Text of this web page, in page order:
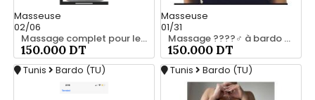
Masseuse
02/06
Massage complet pour les hommes srd chez moi 55066248
150.000 DT
Masseuse
01/31
Massage ????‍♂️ à bardo srd 55066248
150.000 DT
Tunis Bardo (TU) Tunis Bardo (TU)